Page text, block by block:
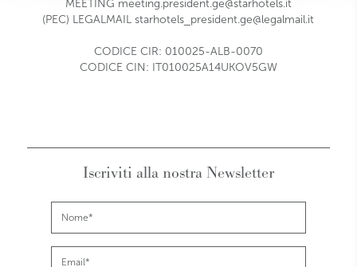
MEETING meeting.president.ge@starhotels.it
(PEC) LEGALMAIL starhotels_president.ge@legalmail.it
CODICE CIR: 010025-ALB-0070
CODICE CIN: IT010025A14UKOV5GW
Iscriviti alla nostra Newsletter